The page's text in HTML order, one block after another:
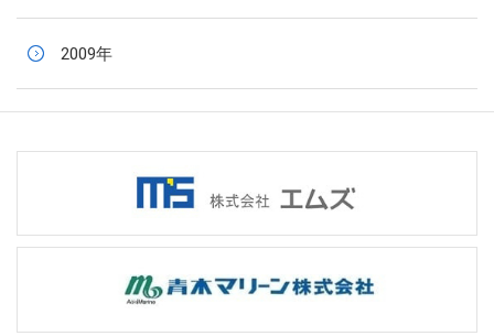
2009年